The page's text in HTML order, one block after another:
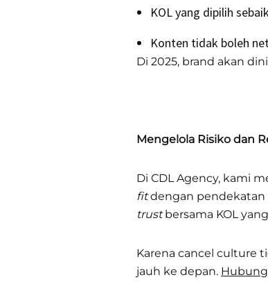
KOL yang dipilih
Konten tidak boleh
Di 2025, brand akan
Mengelola Risiko dan
Di CDL Agency, kami
fitdengan pendekatan
trustbersama KOL
Karena cancel culture
jauh ke depan.